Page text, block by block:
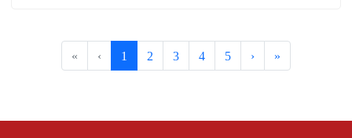
« ‹ 1 (current)
2 3 4 5 › »